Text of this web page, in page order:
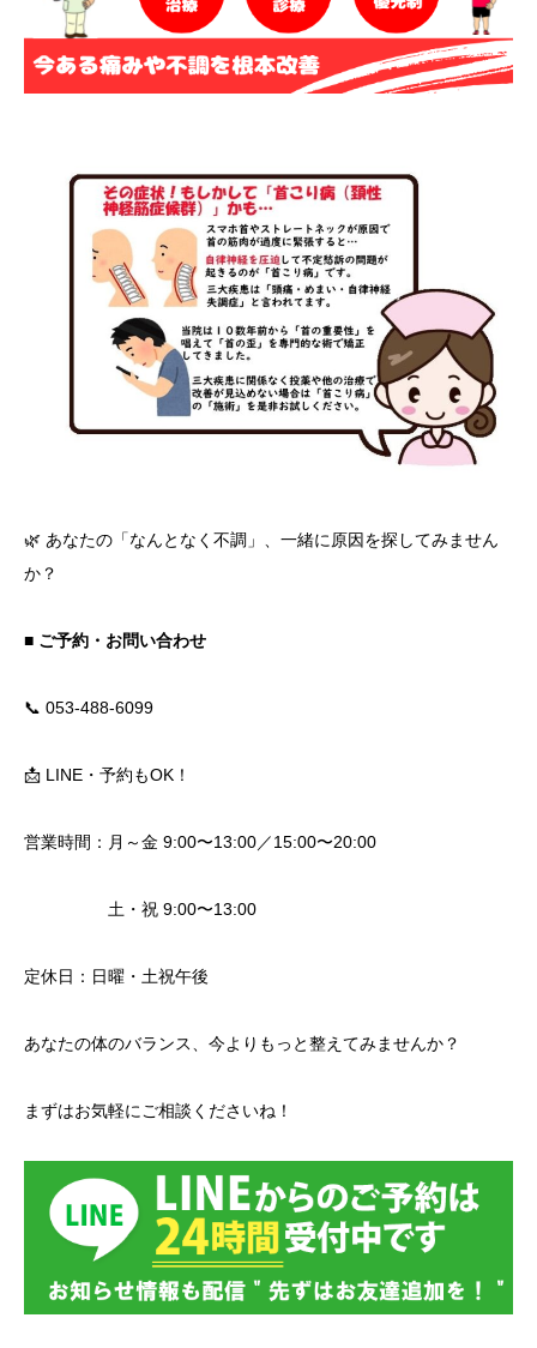
🌿 あなたの「なんとなく不調」、一緒に原因を探してみません
か？
■ ご予約・お問い合わせ
📞 053-488-6099
📩 LINE・予約もOK！
営業時間：月～金 9:00〜13:00／15:00〜20:00
土・祝 9:00〜13:00
定休日：日曜・土祝午後
あなたの体のバランス、今よりもっと整えてみませんか？
まずはお気軽にご相談くださいね！